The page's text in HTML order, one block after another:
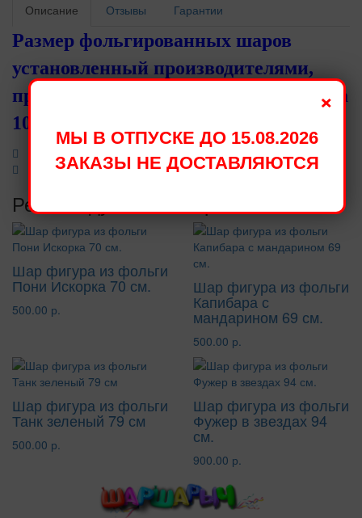
Описание Отзывы Гарантии
Размер фольгированных шаров
установленный производителями,
при надувании становится меньше на
10 - 15 см.
Рекомендуемые товары
Шар фигура из фольги
Пони Искорка 70 см.
500.00 р.
Шар фигура из фольги
Капибара с
мандарином 69 см.
500.00 р.
Шар фигура из фольги
Танк зеленый 79 см
500.00 р.
Шар фигура из фольги
Фужер в звездах 94
см.
900.00 р.
×
МЫ В ОТПУСКЕ ДО 15.08.2026
ЗАКАЗЫ НЕ ДОСТАВЛЯЮТСЯ